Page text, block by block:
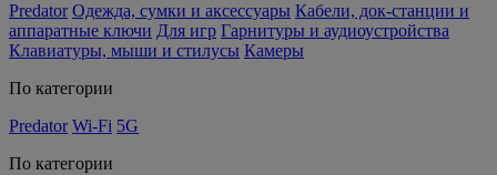
Predator Одежда, сумки и аксессуары Кабели, док-станции и
аппаратные ключи Для игр Гарнитуры и аудиоустройства
Клавиатуры, мыши и стилусы Камеры
По категории
Predator Wi-Fi 5G
По категории